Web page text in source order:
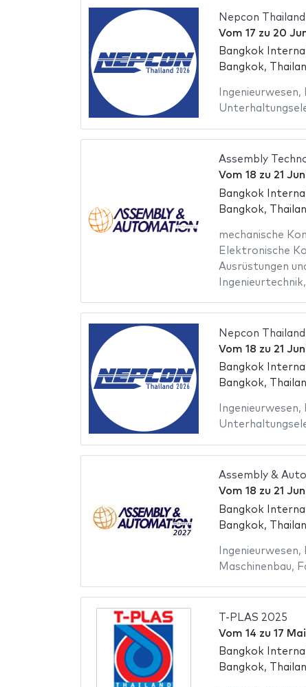
Nepcon
Vom 17 zu 20
Bangkok
Bangkok,
Ingenieurwesen,
Assembly
Vom 18 zu 21
Bangkok
Bangkok,
mechanische
Elektronische
Ausrüstungen
Ingenieurtechnik,
Nepcon
Vom 18 zu 21
Bangkok
Bangkok,
Ingenieurwesen,
Assembly &
Vom 18 zu 21
Bangkok
Bangkok,
Ingenieurwesen,
Maschinenbau,
T-PLAS 2025
Vom 14 zu 17
Bangkok
Bangkok,